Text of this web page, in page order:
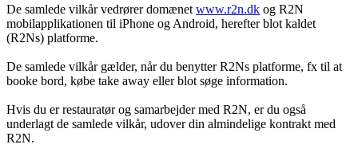
De samlede vilkår vedrører domænet www.r2n.dk og R2N
mobilapplikationen til iPhone og Android, herefter blot kaldet
(R2Ns) platforme.
De samlede vilkår gælder, når du benytter R2Ns platforme, fx til at
booke bord, købe take away eller blot søge information.
Hvis du er restauratør og samarbejder med R2N, er du også
underlagt de samlede vilkår, udover din almindelige kontrakt med
R2N.